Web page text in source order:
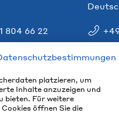
804 66 22
platzieren, um
Inhalte anzuzeigen und
bieten. Für weitere
öffnen Sie die